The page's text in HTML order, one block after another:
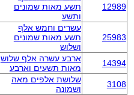
12989
תשע מאות שמונים
ותשע
25983
עשרים וחמש אלף
תשע מאות שמונים
ושלוש
14394
ארבע עשרה אלף שלוש
מאות תשעים וארבע
3108
שלושת אלפים מאה
ושמונה